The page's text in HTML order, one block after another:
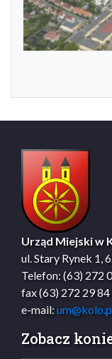
Urząd Miejski w
ul. Stary Rynek 1,
Telefon: (63) 272
fax (63) 272 29 84
e-mail:
Zobacz